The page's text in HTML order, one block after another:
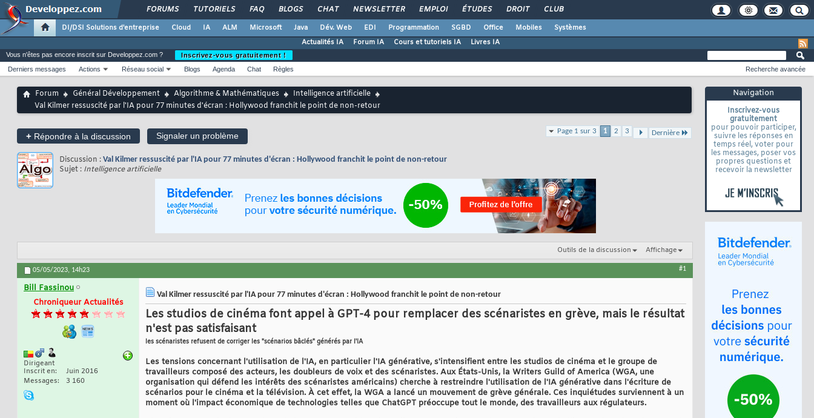
FORUMS TUTORIELS FAQ BLOGS CHAT NEWSLETTER EMPLOI ÉTUDES DROIT CLUB
DI/DSI Solutions d'entreprise Cloud IA ALM Microsoft Java Dév. Web EDI Programmation SGBD Office Mobiles
Systèmes
Actualités IA
Forum IA Cours et tutoriels IA Livres IA
Navigation
Inscrivez-vous
gratuitement
pour pouvoir participer,
suivre les réponses en
temps réel, voter pour
les messages, poser vos
propres questions et
recevoir la newsletter
Vous n'êtes pas encore inscrit sur Developpez.com ?
Inscrivez-vous gratuitement !
Derniers messages
Actions Réseau social Blogs Agenda Chat Règles Recherche avancée
Forum Général Développement Algorithme & Mathématiques
Intelligence artificielle
Val Kilmer ressuscité par l'IA pour 77 minutes d'écran : Hollywood franchit le point de non-retour
+ Répondre à la discussion Signaler un problème Page 1 sur 3 1 2 3 Dernière
Discussion : Val Kilmer ressuscité par l'IA pour 77 minutes d'écran : Hollywood franchit le point de non-retour
Sujet : Intelligence artificielle
Outils de la discussion Affichage
05/05/2023, 14h23 #1
Bill Fassinou
Chroniqueur Actualités
Dirigeant
Inscrit en
Juin 2016
Messages
3 160
Val Kilmer ressuscité par l'IA pour 77 minutes d'écran : Hollywood franchit le point de non-retour
Les studios de cinéma font appel à GPT-4 pour remplacer des scénaristes en grève, mais le résultat
n'est pas satisfaisant
les scénaristes refusent de corriger les "scénarios bâclés" générés par l'IA
Les tensions concernant l'utilisation de l'IA, en particulier l'IA générative, s'intensifient entre les studios de cinéma et le groupe de
travailleurs composé des acteurs, les doubleurs de voix et des scénaristes. Aux États-Unis, la Writers Guild of America (WGA, une
organisation qui défend les intérêts des scénaristes américains) cherche à restreindre l'utilisation de l'IA générative dans l'écriture de
scénarios pour le cinéma et la télévision. À cet effet, la WGA a lancé un mouvement de grève générale. Ces inquiétudes surviennent à un
moment où l'impact économique de technologies telles que ChatGPT préoccupe tout le monde, des travailleurs aux régulateurs.